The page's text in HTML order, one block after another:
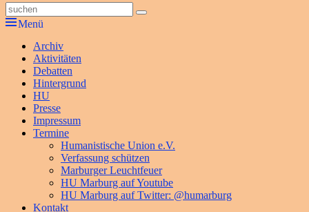
Suche
nach:
Suchen
Menü
Primäres
Menü
Archiv
Aktivitäten
Debatten
Hintergrund
HU
Presse
Impressum
Termine
Humanistische Union e.V.
Verfassung schützen
Marburger Leuchtfeuer
HU Marburg auf Youtube
HU Marburg auf Twitter: @humarburg
Kontakt